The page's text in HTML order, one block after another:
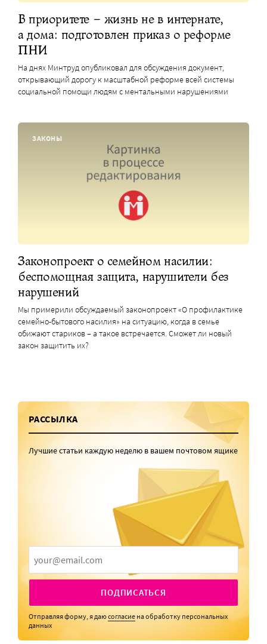
В приоритете – жизнь не в интернате,
а дома: подготовлен приказ о реформе
ПНИ
На днях Минтруд опубликовал для обсуждения документ,
открывающий дорогу к масштабной реформе всей системы
социальной помощи людям с ментальными нарушениями
ЗАКОНЫ
Законопроект о семейном насилии:
беспомощная защита, нарушители без
нарушений
Мы примерили обсуждаемый законопроект «О профилактике
семейно-бытового насилия» на ситуацию, когда в семье
обижают стариков – а такое встречается. Сможет ли новый
закон защитить их?
РАССЫЛКА
Лучшие статьи каждую неделю в вашем почтовом ящике
ПОДПИСАТЬСЯ
Отправляя форму, я даюсогласие на обработку персональных
данных